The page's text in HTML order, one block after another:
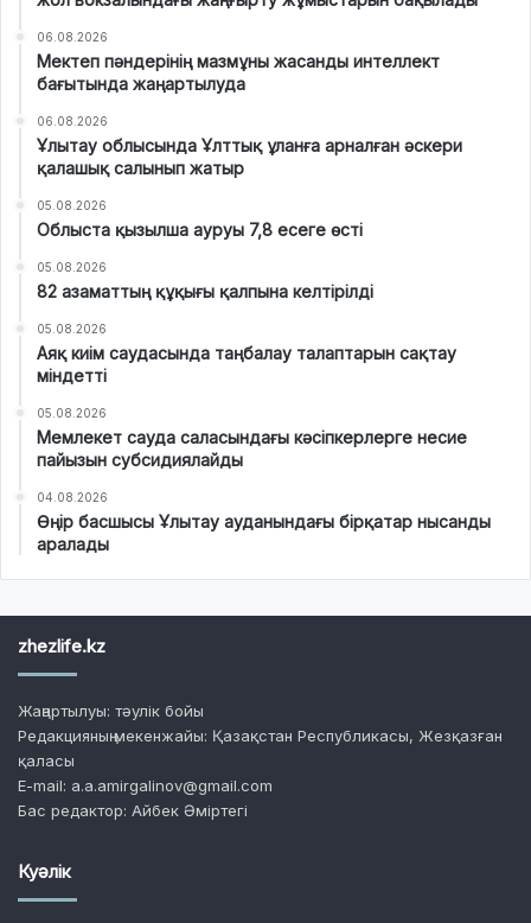
06.08.2026
Мектеп пәндерінің мазмұны жасанды интеллект
бағытында жаңартылуда
06.08.2026
Ұлытау облысында Ұлттық ұланға арналған әскери
қалашық салынып жатыр
05.08.2026
Облыста қызылша ауруы 7,8 есеге өсті
05.08.2026
82 азаматтың құқығы қалпына келтірілді
05.08.2026
Аяқ киім саудасында таңбалау талаптарын сақтау
міндетті
05.08.2026
Мемлекет сауда саласындағы кәсіпкерлерге несие
пайызын субсидиялайды
04.08.2026
Өңір басшысы Ұлытау ауданындағы бірқатар нысанды
аралады
zhezlife.kz
Жаңартылуы: тәулік бойы
Редакцияның мекенжайы: Қазақстан Республикасы, Жезқазған
қаласы
E-mail: a.a.amirgalinov@gmail.com
Бас редактор: Айбек Әміртегі
Куәлік